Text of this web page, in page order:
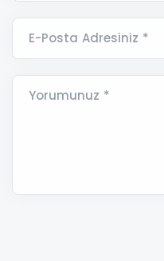
E-Posta Adresiniz *
Yorumunuz *